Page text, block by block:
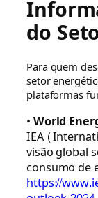
do
Para quem
setor
plataformas
•World
IEA
visão global
consumo de
https://